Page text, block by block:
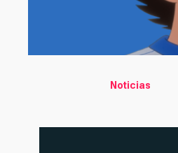
Main
Noticias